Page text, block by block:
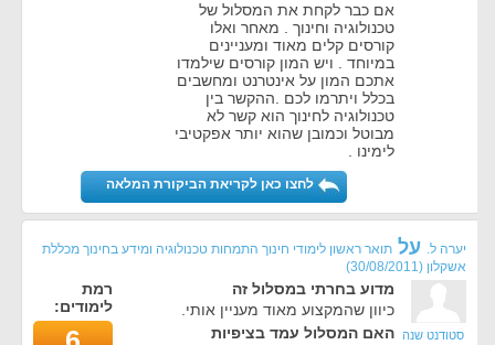
אם כבר לקחת את המסלול של
טכנולוגיה וחינוך . מאחר ואלו
קורסים קלים מאוד ומעניינים
במיוחד . ויש המון קורסים שילמדו
אתכם המון על אינטרנט ומחשבים
בכלל ויתרמו לכם .ההקשר בין
טכנולוגיה לחינוך הוא קשר לא
מבוטל וכמובן שהוא יותר אפקטיבי
לימינו .
לחצו כאן לקריאת הביקורת המלאה
יערה ל. על תואר ראשון לימודי חינוך התמחות טכנולוגיה ומידע בחינוך מכללת
אשקלון (
30/08/2011
)
סטודנט שנה
מדוע בחרתי במסלול זה
כיוון שהמקצוע מאוד מעניין אותי.
האם המסלול עמד בציפיות
רמת
לימודים: